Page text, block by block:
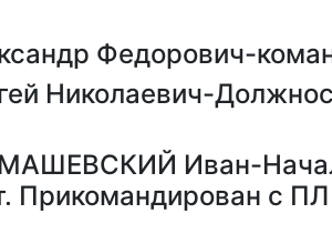
Федорович-
Николаевич-
Иван-
Прикомандирован с